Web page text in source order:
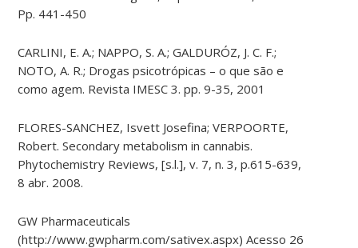
Pp. 441-450
CARLINI, E. A.; NAPPO, S. A.; GALDURÓZ, J. C. F.;
NOTO, A. R.; Drogas psicotrópicas – o que são e
como agem. Revista IMESC 3. pp. 9-35, 2001
FLORES-SANCHEZ, Isvett Josefina; VERPOORTE,
Robert. Secondary metabolism in cannabis.
Phytochemistry Reviews, [s.l.], v. 7, n. 3, p.615-639,
8 abr. 2008.
GW Pharmaceuticals
(http://www.gwpharm.com/sativex.aspx) Acesso 26